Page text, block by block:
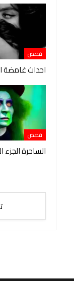
قصص
احداث غامضة
قصص
الساحرة الجزء